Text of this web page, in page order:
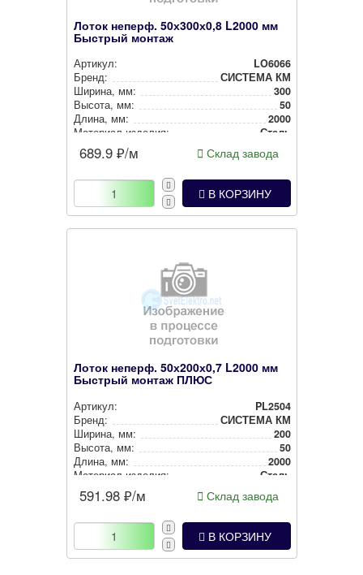
Лоток неперф. 50х300х0,8 L2000 мм
Быстрый монтаж
Артикул:
LO6066
Бренд:
СИСТЕМА КМ
Ширина, мм:
300
Высота, мм:
50
Длина, мм:
2000
Материал изделия:
Сталь
689.9 ₽/м Склад завода
В КОРЗИНУ
Лоток неперф. 50х200х0,7 L2000 мм
Быстрый монтаж ПЛЮС
Артикул:
PL2504
Бренд:
СИСТЕМА КМ
Ширина, мм:
200
Высота, мм:
50
Длина, мм:
2000
Материал изделия:
Сталь
591.98 ₽/м Склад завода
В КОРЗИНУ